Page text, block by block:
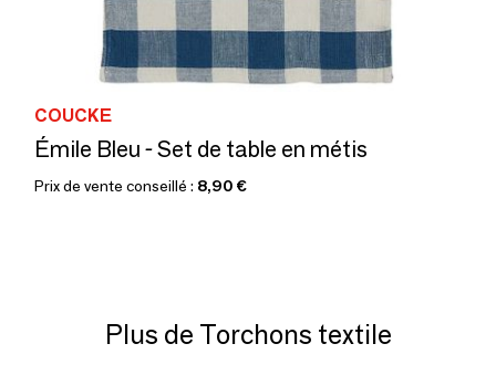
COUCKE
Émile Bleu - Set de table en métis
Prix de vente conseillé : 8,90 €
Plus de Torchons textile